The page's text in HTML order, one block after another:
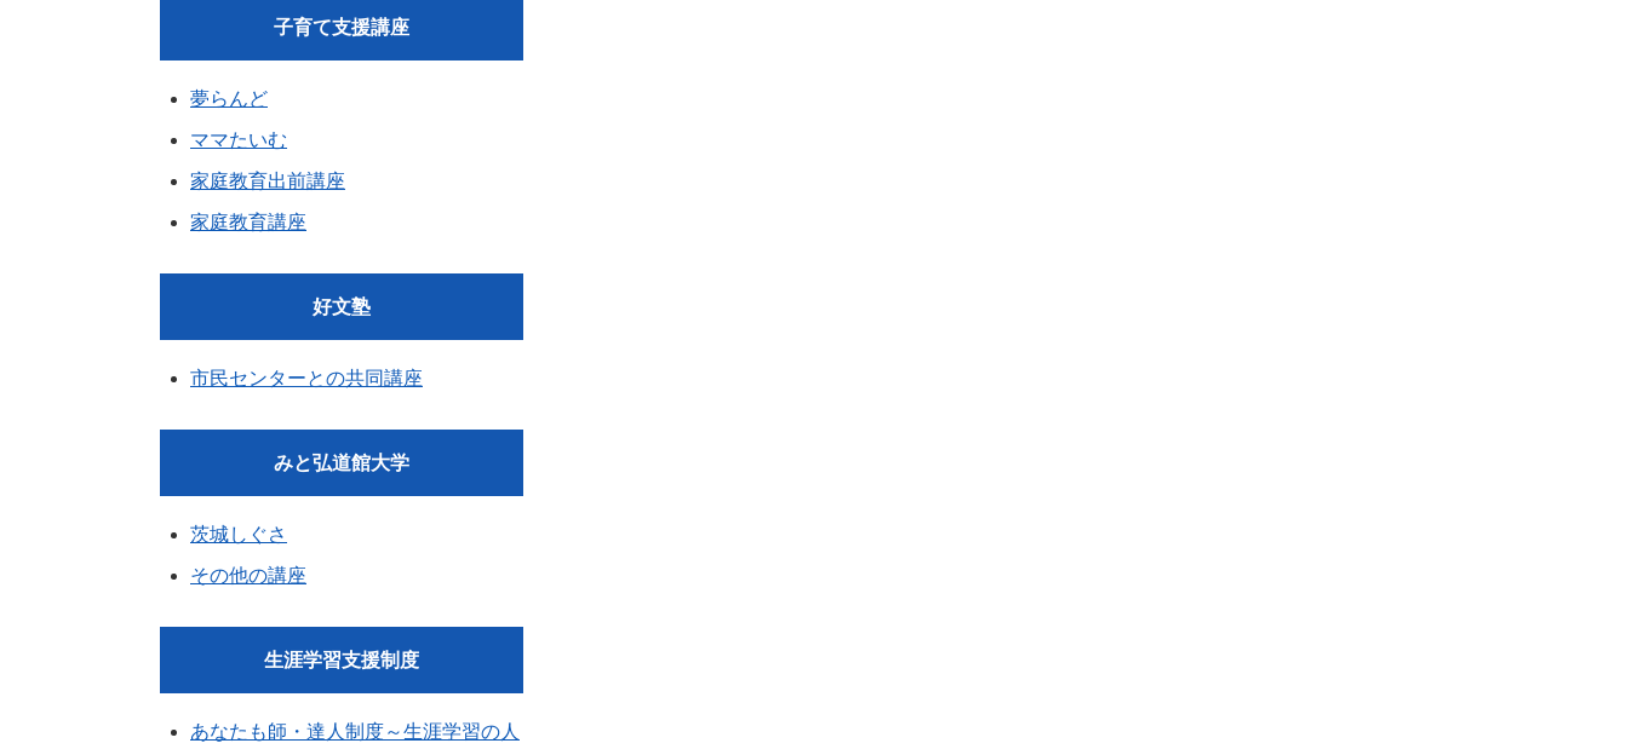
子育て支援講座
夢らんど
ママたいむ
家庭教育出前講座
家庭教育講座
好文塾
市民センターとの共同講座
みと弘道館大学
茨城しぐさ
その他の講座
生涯学習支援制度
あなたも師・達人制度～生涯学習の人